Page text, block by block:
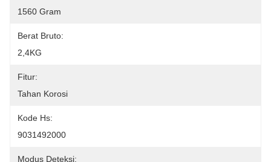
1560 Gram
Berat Bruto:
2,4KG
Fitur:
Tahan Korosi
Kode Hs:
9031492000
Modus Deteksi: